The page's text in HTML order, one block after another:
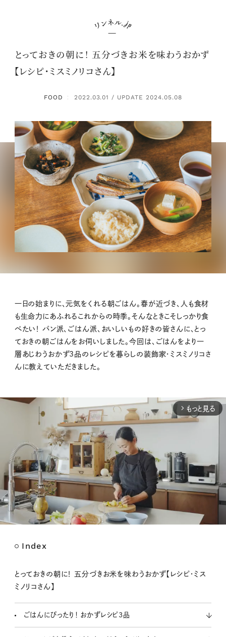
とっておきの朝に！ 五分づきお米を味わうおかず
【レシピ・ミスミノリコさん】
FOOD ： 2022.03.01 / UPDATE 2024.05.08
一日の始まりに、元気をくれる朝ごはん。春が近づき、人も食材
も生命力にあふれるこれからの時季。そんなときこそしっかり食
べたい！ パン派、ごはん派、おいしいもの好きの皆さんに、とっ
ておきの朝ごはんをお伺いしました。今回は、ごはんをより一
層あじわうおかず3品のレシピを暮らしの装飾家・ミスミノリコさ
んに教えていただきました。
arrow_forward_ios もっと見る
t
Index
とっておきの朝に！ 五分づきお米を味わうおかず【レシピ・ミス
ミノリコさん】
ごはんにぴったり！ おかずレシピ3品